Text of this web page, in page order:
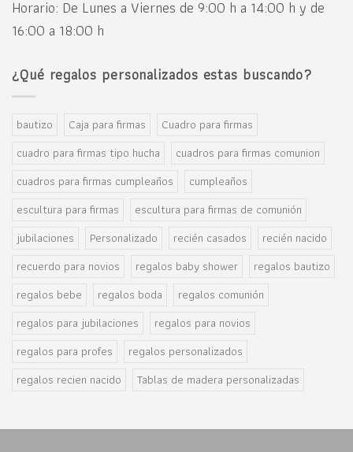
Horario: De Lunes a Viernes de 9:00 h a 14:00 h y de
16:00 a 18:00 h
¿Qué regalos personalizados estas buscando?
bautizo Caja para firmas
Cuadro para firmas
cuadro para firmas tipo hucha
cuadros para firmas comunion
cuadros para firmas cumpleaños
cumpleaños
escultura para firmas
escultura para firmas de comunión
jubilaciones
Personalizado recién casados
recién nacido
recuerdo para novios
regalos baby shower
regalos bautizo
regalos bebe
regalos boda
regalos comunión
regalos para jubilaciones
regalos para novios
regalos para profes
regalos personalizados
regalos recien nacido
Tablas de madera personalizadas